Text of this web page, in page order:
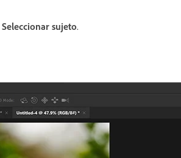
Seleccionar sujeto.